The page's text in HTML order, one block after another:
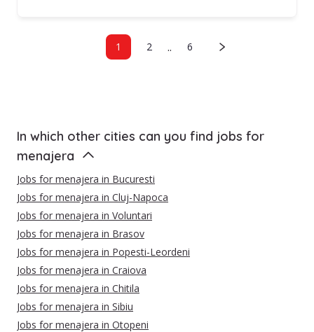
1 2 .. 6
In which other cities can you find jobs for
menajera
Jobs for menajera in Bucuresti
Jobs for menajera in Cluj-Napoca
Jobs for menajera in Voluntari
Jobs for menajera in Brasov
Jobs for menajera in Popesti-Leordeni
Jobs for menajera in Craiova
Jobs for menajera in Chitila
Jobs for menajera in Sibiu
Jobs for menajera in Otopeni